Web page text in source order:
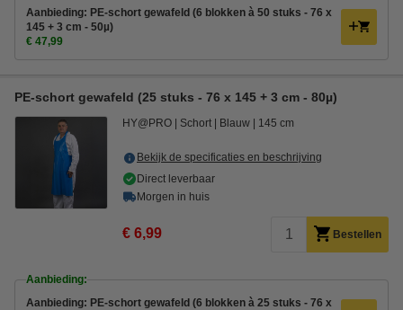
Aanbieding: PE-schort gewafeld (6 blokken à 50 stuks - 76 x
145 + 3 cm - 50µ)
€ 47,99
PE-schort gewafeld (25 stuks - 76 x 145 + 3 cm - 80µ)
HY@PRO Schort Blauw 145 cm
Bekijk de specificaties en beschrijving
Direct leverbaar
Morgen in huis
€ 6,99 Bestellen
Aanbieding:
Aanbieding: PE-schort gewafeld (6 blokken à 25 stuks - 76 x